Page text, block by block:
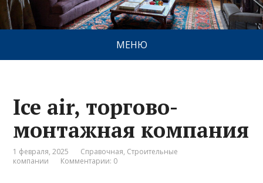
МЕНЮ
Ice air, торгово-
монтажная компания
1 февраля, 2025 Справочная, Строительные
компании
Комментарии: 0